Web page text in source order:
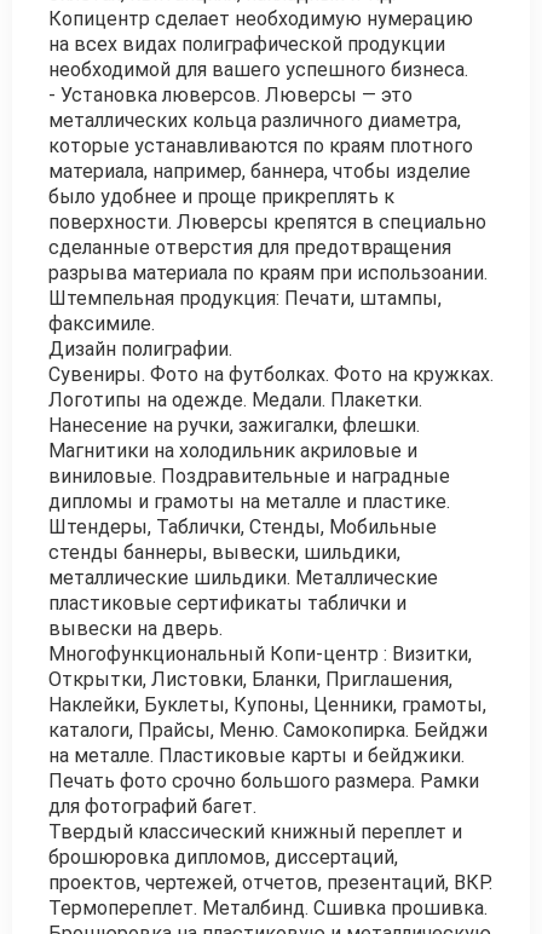
Копицентр сделает необходимую нумерацию
на всех видах полиграфической продукции
необходимой для вашего успешного бизнеса.
- Установка люверсов. Люверсы — это
металлических кольца различного диаметра,
которые устанавливаются по краям плотного
материала, например, баннера, чтобы изделие
было удобнее и проще прикреплять к
поверхности. Люверсы крепятся в специально
сделанные отверстия для предотвращения
разрыва материала по краям при использоании.
Штемпельная продукция: Печати, штампы,
факсимиле.
Дизайн полиграфии.
Сувениры. Фото на футболках. Фото на кружках.
Логотипы на одежде. Медали. Плакетки.
Нанесение на ручки, зажигалки, флешки.
Магнитики на холодильник акриловые и
виниловые. Поздравительные и наградные
дипломы и грамоты на металле и пластике.
Штендеры, Таблички, Стенды, Мобильные
стенды баннеры, вывески, шильдики,
металлические шильдики. Металлические
пластиковые сертификаты таблички и
вывески на дверь.
Многофункциональный Копи-центр : Визитки,
Открытки, Листовки, Бланки, Приглашения,
Наклейки, Буклеты, Купоны, Ценники, грамоты,
каталоги, Прайсы, Меню. Самокопирка. Бейджи
на металле. Пластиковые карты и бейджики.
Печать фото срочно большого размера. Рамки
для фотографий багет.
Твердый классический книжный переплет и
брошюровка дипломов, диссертаций,
проектов, чертежей, отчетов, презентаций, ВКР.
Термопереплет. Металбинд. Сшивка прошивка.